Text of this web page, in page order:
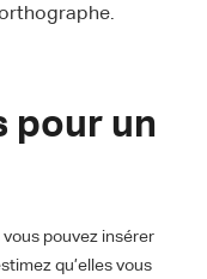
pour un
pouvez insérer
qu’elles vous